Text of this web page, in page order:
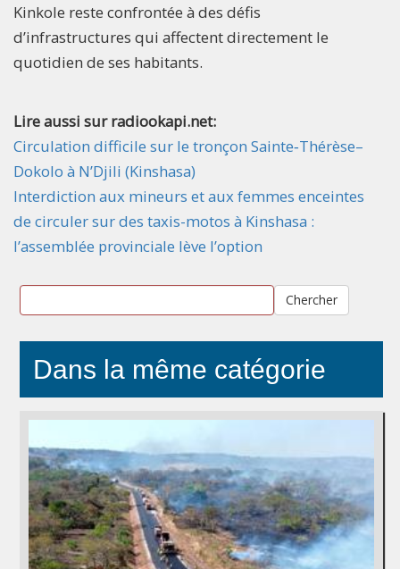
Kinkole reste confrontée à des défis
d’infrastructures qui affectent directement le
quotidien de ses habitants.
Lire aussi sur radiookapi.net:
Circulation difficile sur le tronçon Sainte‑Thérèse–
Dokolo à N’Djili (Kinshasa)
Interdiction aux mineurs et aux femmes enceintes
de circuler sur des taxis-motos à Kinshasa :
l’assemblée provinciale lève l’option
Chercher
Dans la même catégorie